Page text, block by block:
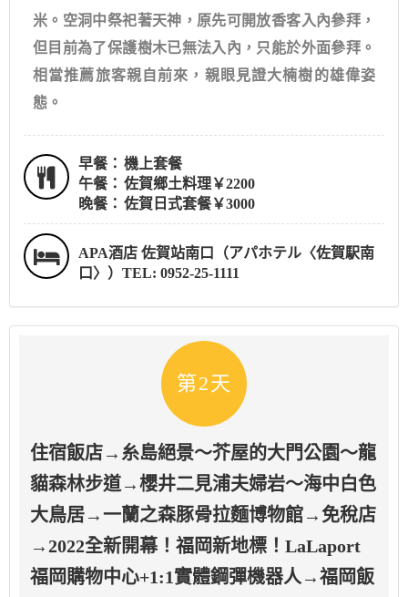
米。空洞中祭祀著天神，原先可開放香客入內參拜，
但目前為了保護樹木已無法入內，只能於外面參拜。
相當推薦旅客親自前來，親眼見證大楠樹的雄偉姿
態。
早餐： 機上套餐
午餐： 佐賀鄉土料理￥2200
晚餐： 佐賀日式套餐￥3000
APA酒店 佐賀站南口（アパホテル〈佐賀駅南
口〉）TEL: 0952-25-1111
第2天
住宿飯店→糸島絕景～芥屋的大門公園～龍
貓森林步道→櫻井二見浦夫婦岩～海中白色
大鳥居→一蘭之森豚骨拉麵博物館→免稅店
→2022全新開幕！福岡新地標！LaLaport
福岡購物中心+1:1實體鋼彈機器人→福岡飯